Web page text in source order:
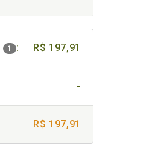
1 : R$ 197,91
-
R$ 197,91